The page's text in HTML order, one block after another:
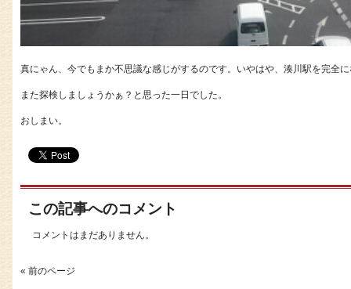
真にゃん、今でもまか不思議な感じがするのです。いやはや、湊川駅を完全
また探検しましょうかぁ？と思った一日でした。
おしまい。
この記事へのコメント
コメントはまだありません。
« 前のページ